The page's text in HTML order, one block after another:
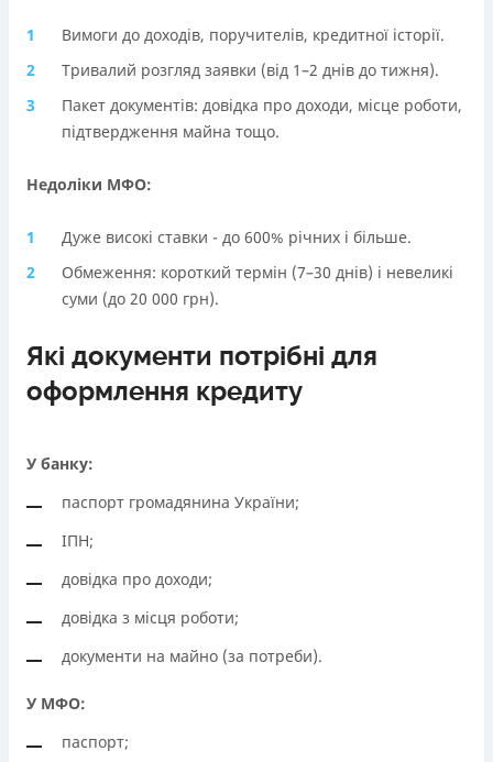
Вимоги до доходів, поручителів, кредитної історії.
Тривалий розгляд заявки (від 1–2 днів до тижня).
Пакет документів: довідка про доходи, місце роботи,
підтвердження майна тощо.
Недоліки МФО:
Дуже високі ставки - до 600% річних і більше.
Обмеження: короткий термін (7–30 днів) і невеликі
суми (до 20 000 грн).
Які документи потрібні для
оформлення кредиту
У банку:
паспорт громадянина України;
ІПН;
довідка про доходи;
довідка з місця роботи;
документи на майно (за потреби).
У МФО:
паспорт;